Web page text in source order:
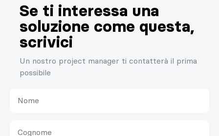
Se ti interessa una
soluzione come questa,
scrivici
Un nostro project manager ti contatterà il prima
possibile